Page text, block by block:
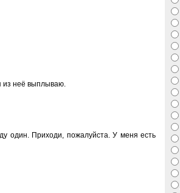
из неё выплываю.
один. Приходи, пожалуйста. У меня есть